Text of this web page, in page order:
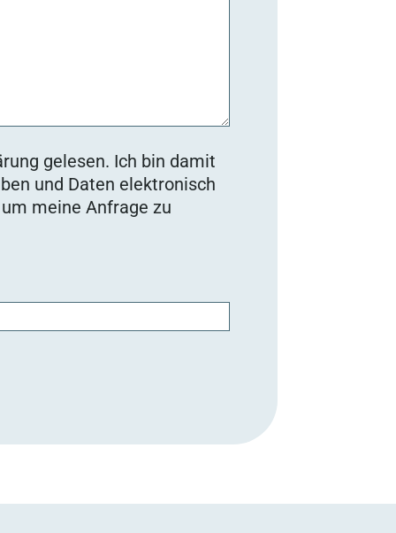
gelesen. Ich bin damit
und Daten elektronisch
meine Anfrage zu